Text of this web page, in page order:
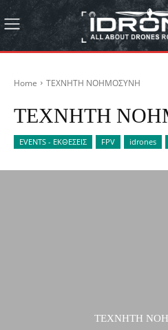
Home ΤΕΧΝΗΤΗ ΝΟΗΜΟΣΥΝΗ
ΤΕΧΝΗΤΗ
EVENTS - ΕΚΘΕΣΕΙΣ FPV idrones
ΤΕΧΝΗΤΗ